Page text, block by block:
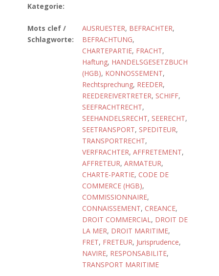
Kategorie:
Mots clef /
Schlagworte:
AUSRUESTER, BEFRACHTER,
BEFRACHTUNG,
CHARTEPARTIE, FRACHT,
Haftung, HANDELSGESETZBUCH
(HGB), KONNOSSEMENT,
Rechtsprechung, REEDER,
REEDEREIVERTRETER, SCHIFF,
SEEFRACHTRECHT,
SEEHANDELSRECHT, SEERECHT,
SEETRANSPORT, SPEDITEUR,
TRANSPORTRECHT,
VERFRACHTER, AFFRETEMENT,
AFFRETEUR, ARMATEUR,
CHARTE-PARTIE, CODE DE
COMMERCE (HGB),
COMMISSIONNAIRE,
CONNAISSEMENT, CREANCE,
DROIT COMMERCIAL, DROIT DE
LA MER, DROIT MARITIME,
FRET, FRETEUR, Jurisprudence,
NAVIRE, RESPONSABILITE,
TRANSPORT MARITIME